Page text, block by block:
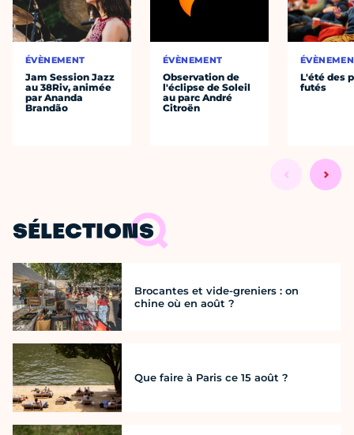
ÉVÈNEMENT
Jam Session Jazz
au 38Riv, animée
par Ananda
Brandão
ÉVÈNEMENT
Observation de
l'éclipse de Soleil
au parc André
Citroën
L'été des
futés
SÉLECTIONS
Brocantes et vide-greniers : on
chine où en août ?
Que faire à Paris ce 15 août ?